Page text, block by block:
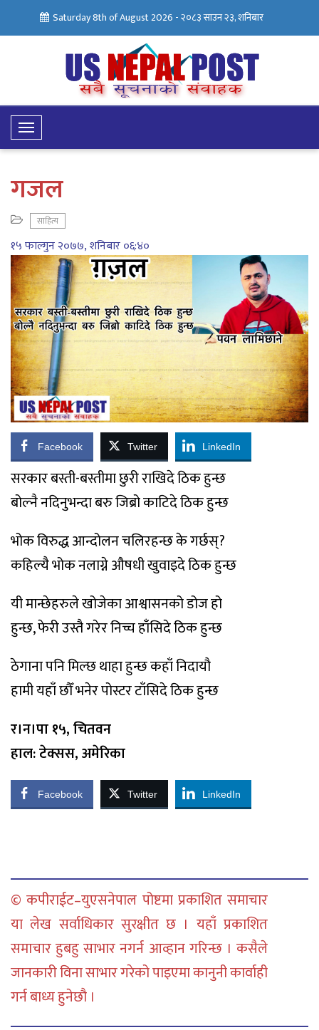
Saturday 8th of August 2026 -२०८३ साउन २३, शनिबार
Toggle
Navigation
गजल
साहित्य
१५ फाल्गुन २०७७, शनिबार ०६:४०
Facebook Twitter LinkedIn
सरकार बस्ती-बस्तीमा छुरी राखिदे ठिक हुन्छ
बोल्नै नदिनुभन्दा बरु जिब्रो काटिदे ठिक हुन्छ
भोक विरुद्ध आन्दोलन चलिरहन्छ के गर्छस्?
कहिल्यै भोक नलाग्ने औषधी खुवाइदे ठिक हुन्छ
यी मान्छेहरुले खोजेका आश्वासनको डोज हो
हुन्छ, फेरी उस्तै गरेर निच्च हाँसिदे ठिक हुन्छ
ठेगाना पनि मिल्छ थाहा हुन्छ कहाँ निदायौ
हामी यहाँ छौँ भनेर पोस्टर टाँसिदे ठिक हुन्छ
र।न।पा १५, चितवन
हाल: टेक्सस, अमेरिका
Facebook Twitter LinkedIn
© कपीराईट–युएसनेपाल पोष्टमा प्रकाशित समाचार
या लेख सर्वाधिकार सुरक्षीत छ । यहाँ प्रकाशित
समाचार हुबहु साभार नगर्न आव्हान गरिन्छ । कसैले
जानकारी विना साभार गरेको पाइएमा कानुनी कार्वाही
गर्न बाध्य हुनेछौ ।